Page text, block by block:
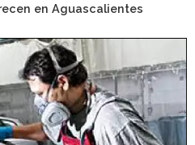
en Aguascalientes